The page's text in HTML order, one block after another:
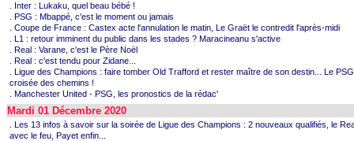
. Inter : Lukaku, quel beau bébé !
. PSG : Mbappé, c'est le moment ou jamais
. Coupe de France : Castex acte l'annulation le matin, Le Graët le contredit l'après-midi
. L1 : retour imminent du public dans les stades ? Maracineanu s'active
. Real : Varane, c'est le Père Noël
. Real : c'est tendu pour Zidane...
. Ligue des Champions : faire tomber Old Trafford et rester maître de son destin... Le
croisée des chemins !
. Manchester United - PSG, les pronostics de la rédac'
Mardi 01 Décembre 2020
. Les 13 infos à savoir sur la soirée de Ligue des Champions : 2 nouveaux qualifiés, le
avec le feu, Payet enfin...